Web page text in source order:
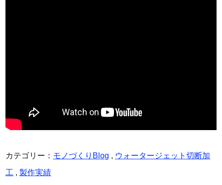
カテゴリー： モノづくりBlog , ウォータージェット切断加
工 ,製作実績